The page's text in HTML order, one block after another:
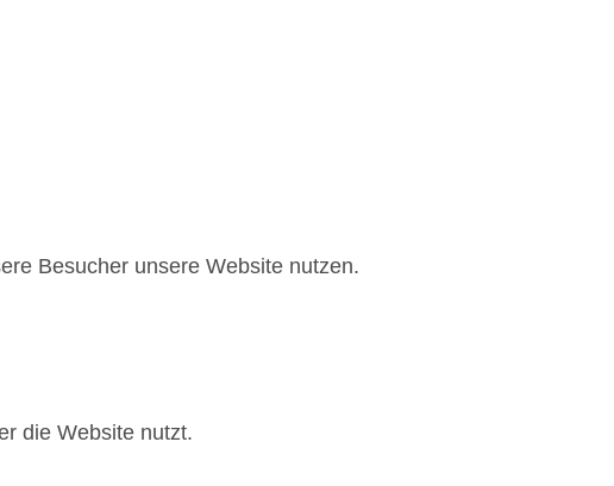
Besucher unsere Website nutzen.
die Website nutzt.